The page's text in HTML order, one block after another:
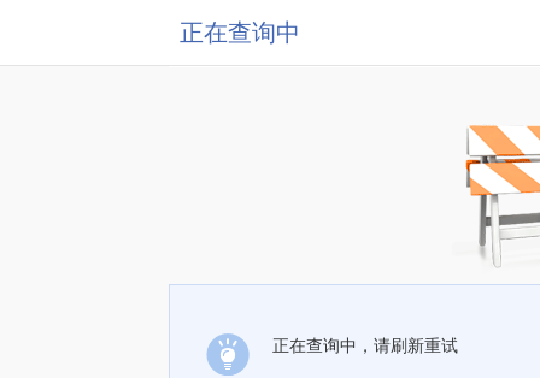
正在查询中
正在查询中，请刷新重试